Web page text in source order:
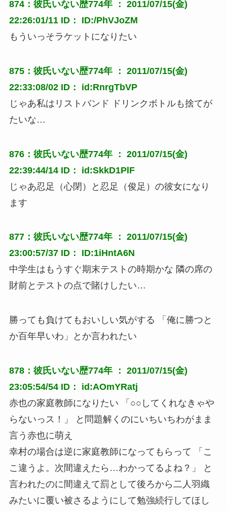
874：彼氏いない歴774年 ： 2011/07/15(金)
22:26:01/11 ID： ID:/PhVJoZM
もういっそラケットになりたい
875：彼氏いない歴774年 ： 2011/07/15(金)
22:33:08/02 ID： id:RnrgTbVP
じゃあ私はリストバンド ドリンクボトルも捨てが
たいな…
876：彼氏いない歴774年 ： 2011/07/15(金)
22:39:44/14 ID： id:SkkD1PlF
じゃあ忍足（心閉）と忍足（俊足）の彼女になり
ます
877：彼氏いない歴774年 ： 2011/07/15(金)
23:00:57/37 ID： ID:1iHntA6N
中学生はもうすぐ期末テストの時期かな 隣の席の
財前とテストの点で賭けしたい…
勝っても負けてもおいしい気がする 「俺に勝つと
か百年早いわ」とか言われたい
878：彼氏いない歴774年 ： 2011/07/15(金)
23:05:54/54 ID： id:AOmYRatj
赤也の家庭教師になりたい 「○○してくれなきゃや
らないっス！」 と問題解くのにいちいちわがまま
言う赤也に萌え
幸村の場合は逆に家庭教師になってもらって 「こ
こ違うよ。次間違えたら…わかってるよね？」 と
言われたのに間違えて罰として後ろから二人羽織
みたいに覆い被さるようにして勉強続行してほし